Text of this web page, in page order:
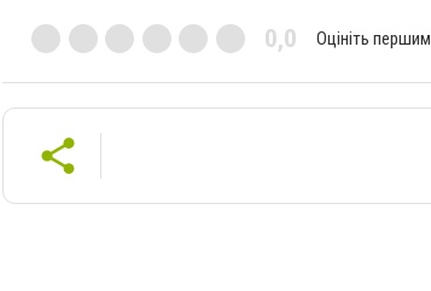
0,0 Оцініть першим